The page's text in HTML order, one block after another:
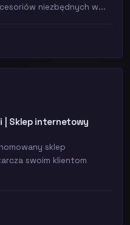
niezbędnych w...
| Sklep internetowy
sklep
swoim klientom